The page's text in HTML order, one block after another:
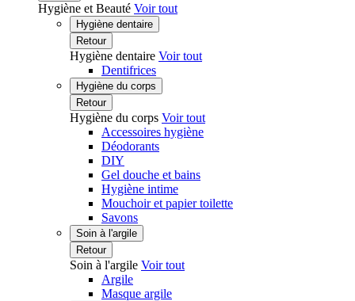
Hygiène et Beauté Voir tout
Hygiène dentaire
Retour
Hygiène dentaire Voir tout
Dentifrices
Hygiène du corps
Retour
Hygiène du corps Voir tout
Accessoires hygiène
Déodorants
DIY
Gel douche et bains
Hygiène intime
Mouchoir et papier toilette
Savons
Soin à l'argile
Retour
Soin à l'argile Voir tout
Argile
Masque argile